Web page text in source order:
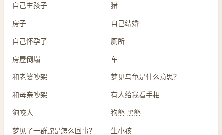
自己生孩子 猪
房子 自己结婚
自己怀孕了 厕所
房屋倒塌 车
和老婆吵架 梦见乌龟是什么意思？
和母亲吵架 有人给我看手相
狗咬人 狗熊 黑熊
梦见了一群蛇是怎么回事？ 生小孩